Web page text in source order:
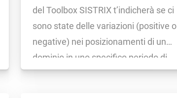
del Toolbox SISTRIX t’indicherà se ci
sono state delle variazioni (positive o
negative) nei posizionamenti di un
dominio in uno specifico periodo di
tempo.